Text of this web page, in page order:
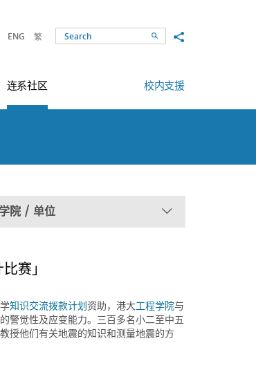
ENG 繁 SearchShare to
连系社区 校内支援
学院 / 单位
赛」
知识交流拨款计划资助，港大工程学院与
警觉性及应变能力。三百多名小二至中五
授他们有关地震的知识和测量地震的方